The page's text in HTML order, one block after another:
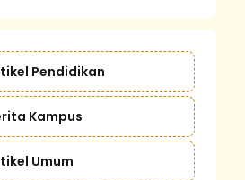
Pendidikan
Kampus
Umum